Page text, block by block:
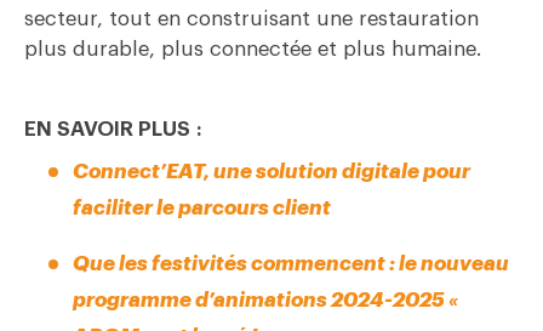
secteur, tout en construisant une restauration
plus durable, plus connectée et plus humaine.
EN SAVOIR PLUS :
Connect’EAT, une solution digitale pour
faciliter le parcours client
Que les festivités commencent : le nouveau
programme d’animations 2024-2025 «